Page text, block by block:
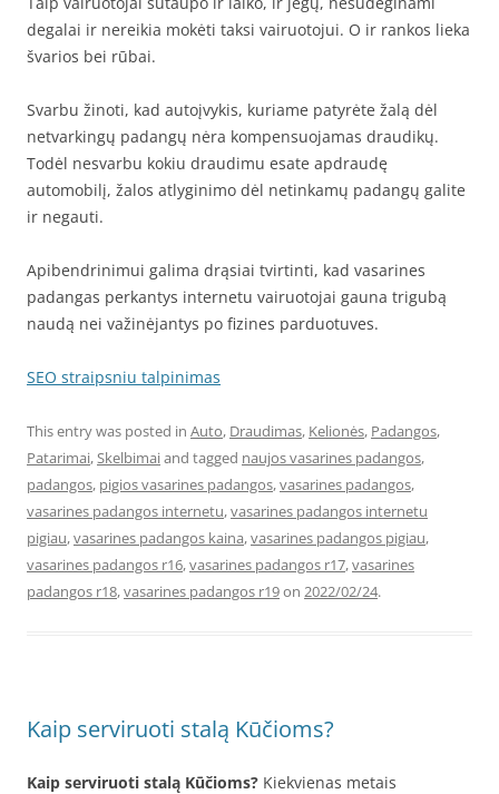
degalai ir nereikia mokėti taksi vairuotojui. O ir rankos lieka
švarios bei rūbai.
Svarbu žinoti, kad autoįvykis, kuriame patyrėte žalą dėl
netvarkingų padangų nėra kompensuojamas draudikų.
Todėl nesvarbu kokiu draudimu esate apdraudę
automobilį, žalos atlyginimo dėl netinkamų padangų galite
ir negauti.
Apibendrinimui galima drąsiai tvirtinti, kad vasarines
padangas perkantys internetu vairuotojai gauna trigubą
naudą nei važinėjantys po fizines parduotuves.
SEO straipsniu talpinimas
This entry was posted in Auto, Draudimas, Kelionės, Padangos,
Patarimai, Skelbimaiand tagged naujos vasarines padangos,
padangos, pigios vasarines padangos,vasarines padangos,
vasarines padangos internetu,vasarines padangos internetu
pigiau,vasarines padangos kaina,vasarines padangos pigiau,
vasarines padangos r16,vasarines padangos r17,vasarines
padangos r18,vasarines padangos r19on 2022/02/24.
Kaip serviruoti stalą Kūčioms?
Kaip serviruoti stalą Kūčioms? Kiekvienas metais